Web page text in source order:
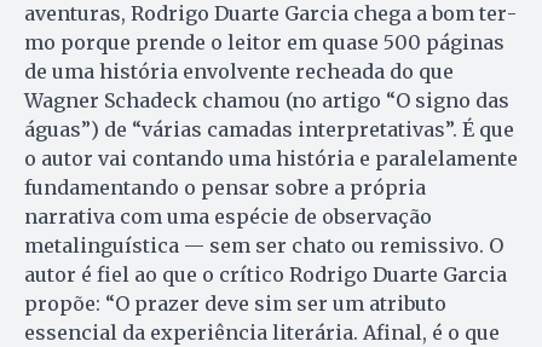
aventuras, Ro­dri­go Duarte Garcia chega a bom ter­
mo porque prende o leitor em quase 500 páginas
de uma história envolvente recheada do que
Wagner Scha­deck chamou (no artigo “O signo das
águas”) de “várias camadas interpretativas”. É que
o autor vai contando uma história e paralelamente
fundamentando o pensar sobre a própria
narrativa com uma espécie de observação
metalinguística — sem ser chato ou remissivo. O
autor é fiel ao que o crítico Rodrigo Duarte Garcia
propõe: “O prazer deve sim ser um atributo
essencial da experiência literária. Afinal, é o que